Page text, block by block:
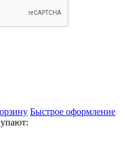
Быстрое оформление